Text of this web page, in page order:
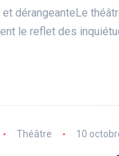
dérangeanteLe
le reflet des
Théâtre 10